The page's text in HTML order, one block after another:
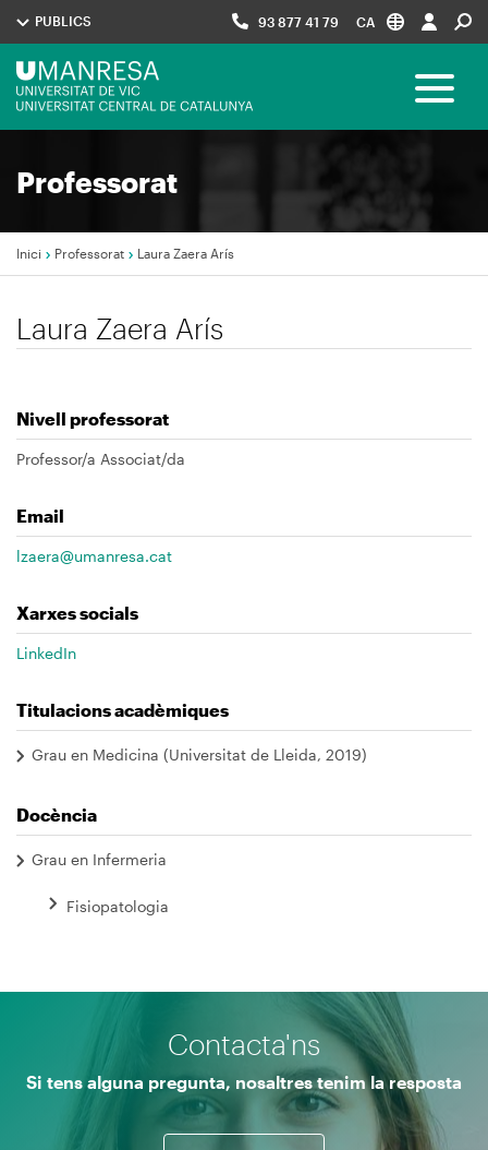
Menú
UManresa
PUBLICS 93 877 41 79 CA
Navegació
Toggle
Professorat
d'Ariadna
Inici Professorat Laura Zaera Arís
Laura Zaera Arís
Nivell professorat
Professor/a Associat/da
Email
lzaera@umanresa.cat
Xarxes socials
LinkedIn
Titulacions acadèmiques
Grau en Medicina (Universitat de Lleida, 2019)
Docència
Grau en Infermeria
Fisiopatologia
Contacta'ns
Si tens alguna pregunta, nosaltres tenim la resposta